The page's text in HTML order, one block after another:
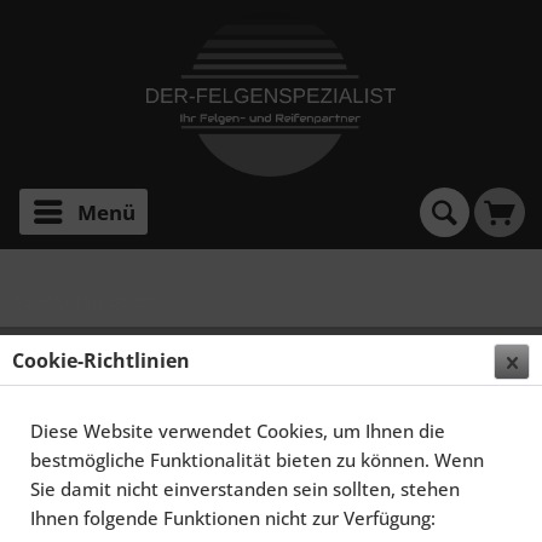
Menü
Filtern
Cookie-Richtlinien
Diese Website verwendet Cookies, um Ihnen die
bestmögliche Funktionalität bieten zu können. Wenn
Sie damit nicht einverstanden sein sollten, stehen
Ihnen folgende Funktionen nicht zur Verfügung: